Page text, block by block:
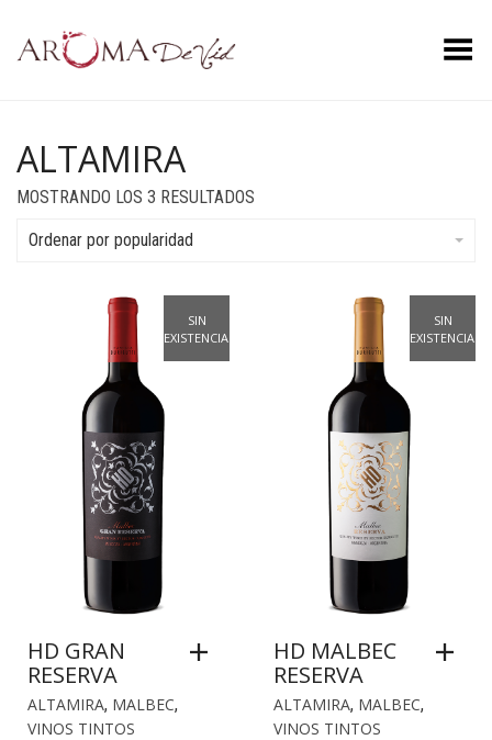
Menú
ALTAMIRA
MOSTRANDO LOS 3 RESULTADOS
Ordenar por popularidad
SIN
EXISTENCIAS
HD GRAN
RESERVA
ALTAMIRA, MALBEC,
VINOS TINTOS
SIN
EXISTENCIAS
HD MALBEC
RESERVA
ALTAMIRA, MALBEC,
VINOS TINTOS